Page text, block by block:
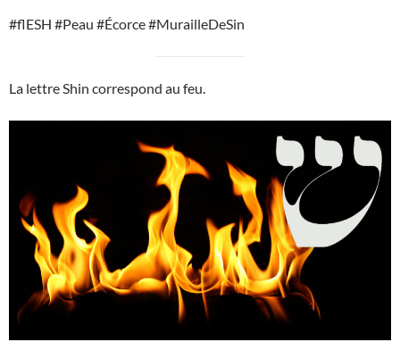
#flESH #Peau #Écorce #MurailleDeSin
La lettre Shin correspond au feu.